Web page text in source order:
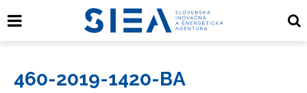
460-2019-1420-BA